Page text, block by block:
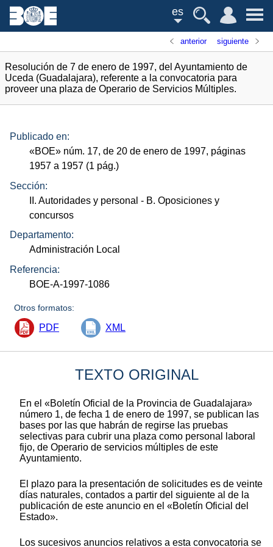
es
anterior siguiente
Resolución de 7 de enero de 1997, del Ayuntamiento de
Uceda (Guadalajara), referente a la convocatoria para
proveer una plaza de Operario de Servicios Múltiples.
Publicado en:
«BOE» núm. 17, de 20 de enero de 1997, páginas
1957 a 1957 (1 pág.)
Sección:
II. Autoridades y personal - B. Oposiciones y
concursos
Departamento:
Administración Local
Referencia:
BOE-A-1997-1086
Otros formatos:
PDF XML
TEXTO ORIGINAL
En el «Boletín Oficial de la Provincia de Guadalajara»
número 1, de fecha 1 de enero de 1997, se publican las
bases por las que habrán de regirse las pruebas
selectivas para cubrir una plaza como personal laboral
fijo, de Operario de servicios múltiples de este
Ayuntamiento.
El plazo para la presentación de solicitudes es de veinte
días naturales, contados a partir del siguiente al de la
publicación de este anuncio en el «Boletín Oficial del
Estado».
Los sucesivos anuncios relativos a esta convocatoria se